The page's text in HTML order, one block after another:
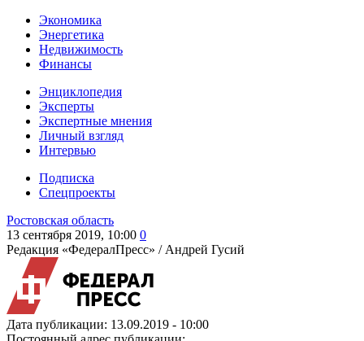
Экономика
Энергетика
Недвижимость
Финансы
Энциклопедия
Эксперты
Экспертные мнения
Личный взгляд
Интервью
Подписка
Спецпроекты
Ростовская область
13 сентября 2019, 10:00 0
Редакция «ФедералПресс» / Андрей Гусий
Дата публикации: 13.09.2019 - 10:00